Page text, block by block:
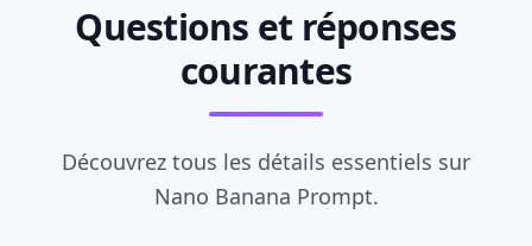
Questions et réponses
courantes
Découvrez tous les détails essentiels sur
Nano Banana Prompt.